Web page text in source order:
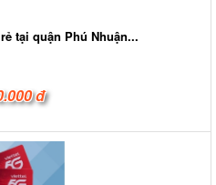
tại quận Phú Nhuận...
đ